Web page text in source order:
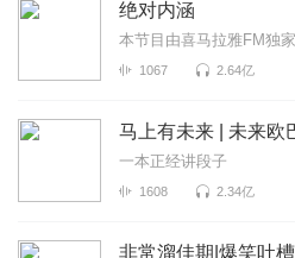
绝对内涵
1067 2.64亿
马上有未来 | 未来欧
一本正经讲段子
1608 2.34亿
非常溜佳期|爆笑吐